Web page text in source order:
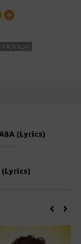
(Lyrics)
(Lyrics)